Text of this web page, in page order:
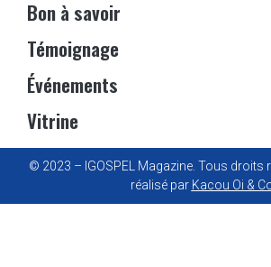
Bon à savoir
Témoignage
Événements
Vitrine
© 2023 – IGOSPEL Magazine. Tous droits
réalisé par Kacou Oi &